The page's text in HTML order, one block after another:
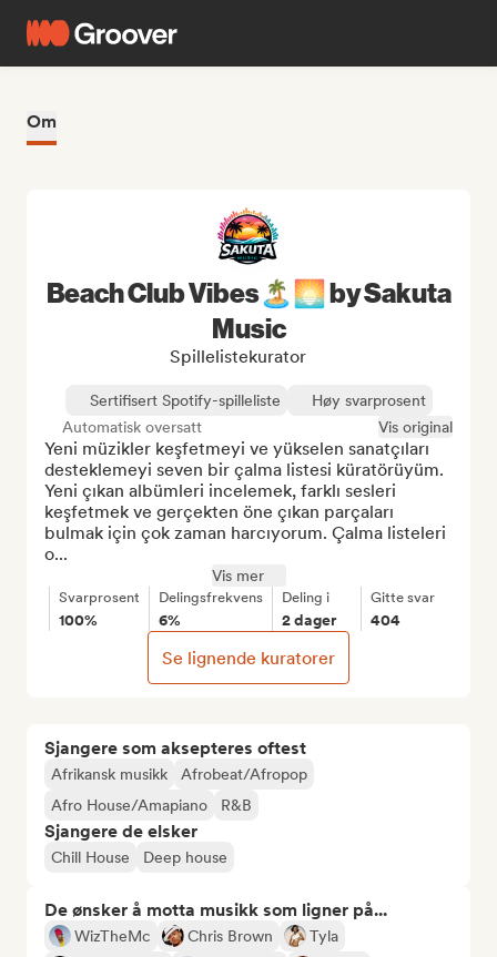
Om
Sjangere som aksepteres oftest
Afrikansk musikk
Afrobeat/Afropop
Afro House/Amapiano
R&B
Sjangere de elsker
Chill House Deep house
De ønsker å motta musikk som ligner på...
WizTheMc Chris Brown
Tyla
Beach Club Vibes🏝️🌅 by Sakuta
Music
Spillelistekurator
Sertifisert Spotify-spilleliste
Høy svarprosent
Automatisk oversatt
Vis original
Yeni müzikler keşfetmeyi ve yükselen sanatçıları
desteklemeyi seven bir çalma listesi küratörüyüm.
Yeni çıkan albümleri incelemek, farklı sesleri
keşfetmek ve gerçekten öne çıkan parçaları
bulmak için çok zaman harcıyorum. Çalma listeleri
o...
Vis mer
Svarprosent
100%
Delingsfrekvens
6%
Deling i
2 dager
Gitte svar
404
Se lignende kuratorer